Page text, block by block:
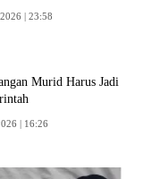
| 23:58
Murid Harus Jadi
| 16:26